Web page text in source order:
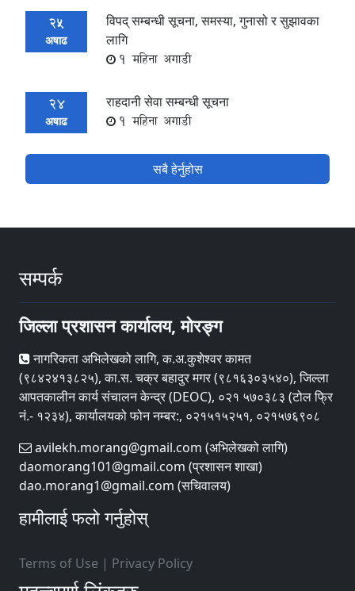
25
अषाढ
विपद् सम्बन्धी सूचना, समस्या, गुनासो र सुझावका
लागि
1 महिना अगाडी
24
अषाढ
राहदानी सेवा सम्बन्धी सूचना
1 महिना अगाडी
सबै हेर्नुहोस
सम्पर्क
जिल्ला प्रशासन कार्यालय, मोरङ्ग
नागरिकता अभिलेखको लागि, क.अ.कुशेश्वर कामत
(९८४२४१३८२५), का.स. चक्र बहादुर मगर (९८१६३०३५४०), जिल्ला
आपतकालीन कार्य संचालन केन्द्र (DEOC), ०२१ ५७०३८३ (टोल फ्रि
नं.- १२३४), कार्यालयको फोन नम्बर:, ०२१५१५२५१, ०२१५७६९०८
avilekh.morang@gmail.com (अभिलेखको लागि)
daomorang101@gmail.com (प्रशासन शाखा)
dao.morang1@gmail.com (सचिवालय)
हामीलाई फलो गर्नुहोस्
Terms of Use | Privacy Policy